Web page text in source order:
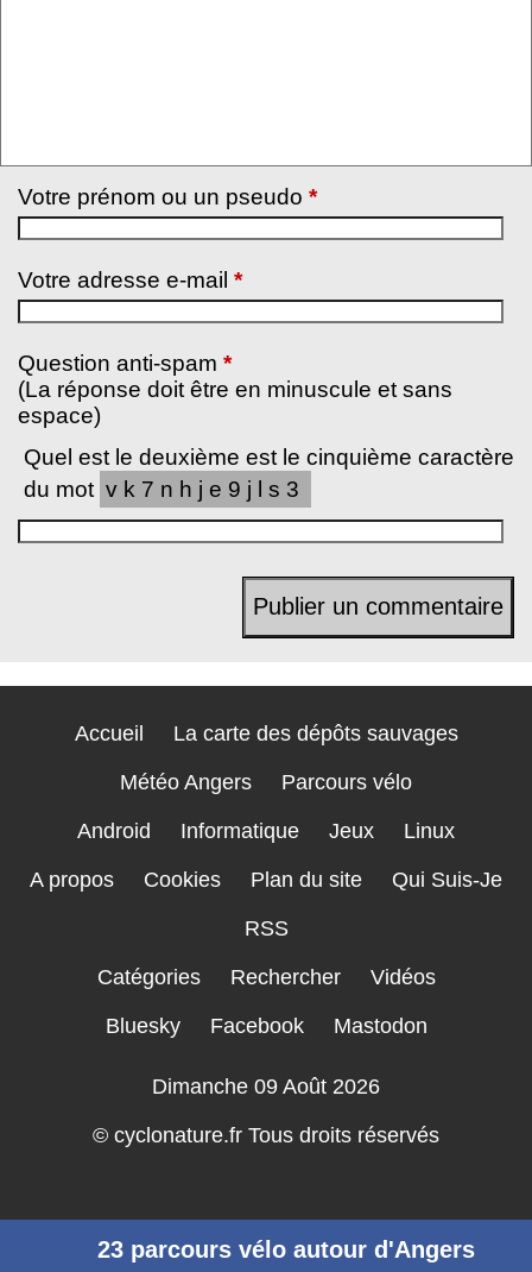
Votre prénom ou un pseudo *
Votre adresse e-mail *
Question anti-spam *
(La réponse doit être en minuscule et sans
espace)
Quel est le deuxième est le cinquième caractère
du mot vk7nhje9jls3
Accueil La carte des dépôts sauvages
Météo Angers Parcours vélo
Android Informatique Jeux Linux
A propos Cookies Plan du site Qui Suis-Je
RSS
Catégories Rechercher Vidéos
Bluesky Facebook Mastodon
Dimanche 09 Août 2026
© cyclonature.fr Tous droits réservés
23 parcours vélo autour d'Angers